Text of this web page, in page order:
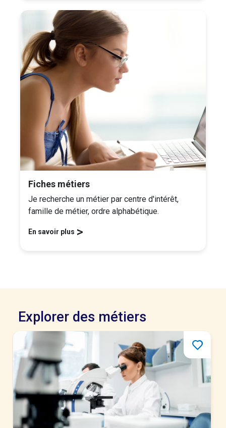
Fiches métiers
Je recherche un métier par centre d'intérêt,
famille de métier, ordre alphabétique.
En savoir plus >
Explorer des métiers